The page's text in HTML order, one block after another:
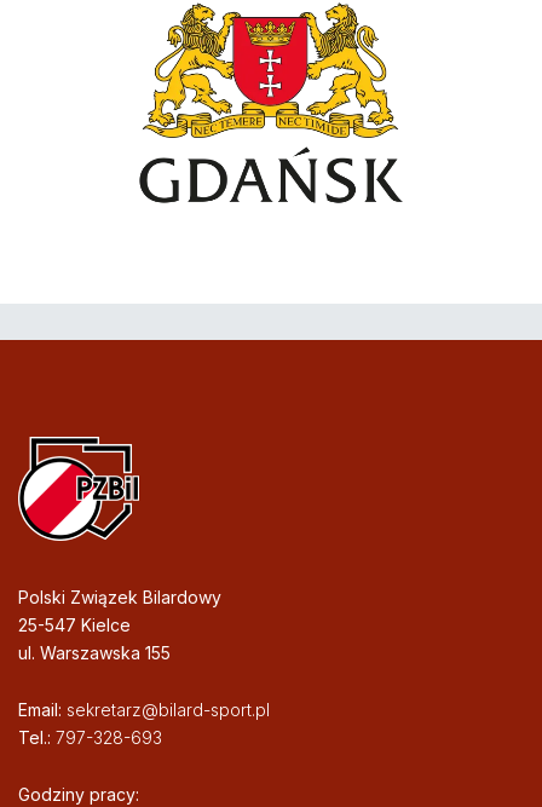
Polski Związek Bilardowy
25-547 Kielce
ul. Warszawska 155
Email: sekretarz@bilard-sport.pl
Tel.: 797-328-693
Godziny pracy: